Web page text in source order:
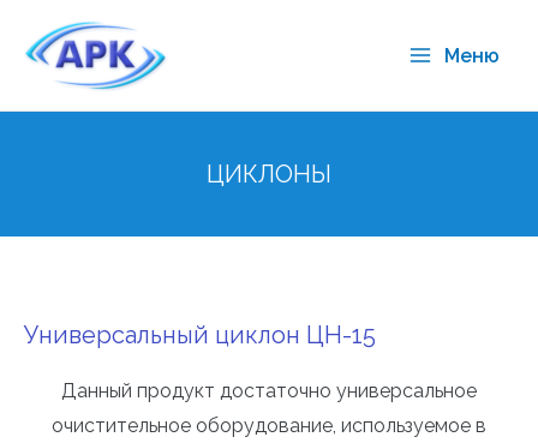
Меню
ЦИКЛОНЫ
Универсальный циклон ЦН-15
Данный продукт достаточно универсальное
очистительное оборудование, используемое в